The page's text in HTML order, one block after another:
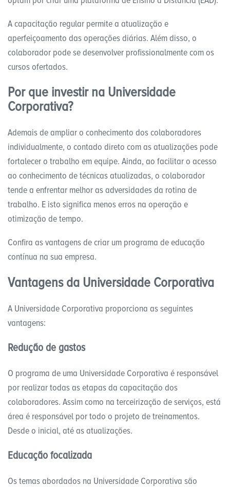
A capacitação regular permite a atualização e
aperfeiçoamento das operações diárias. Além disso, o
colaborador pode se desenvolver profissionalmente com os
cursos ofertados.
Por que investir na Universidade
Corporativa?
Ademais de ampliar o conhecimento dos colaboradores
individualmente, o contado direto com as atualizações pode
fortalecer o trabalho em equipe. Ainda, ao facilitar o acesso
ao conhecimento de técnicas atualizadas, o colaborador
tende a enfrentar melhor as adversidades da rotina de
trabalho. E isto significa menos erros na operação e
otimização de tempo.
Confira as vantagens de criar um programa de educação
contínua na sua empresa.
Vantagensda Universidade Corporativa
A Universidade Corporativa proporciona as seguintes
vantagens:
Redução de gastos
O programa de uma Universidade Corporativa é responsável
por realizar todas as etapas da capacitação dos
colaboradores. Assim como na terceirização de serviços, está
área é responsável por todo o projeto de treinamentos.
Desde o inicial, até as atualizações.
Educação focalizada
Os temas abordados na Universidade Corporativa são